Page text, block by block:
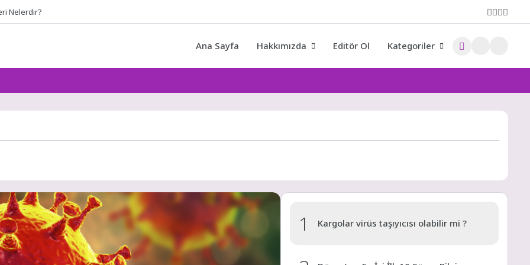
Nelerdir?
Ana Sayfa Hakkımızda Editör Ol Kategoriler
1 Kargolar virüs taşıyıcısı olabilir mi ?